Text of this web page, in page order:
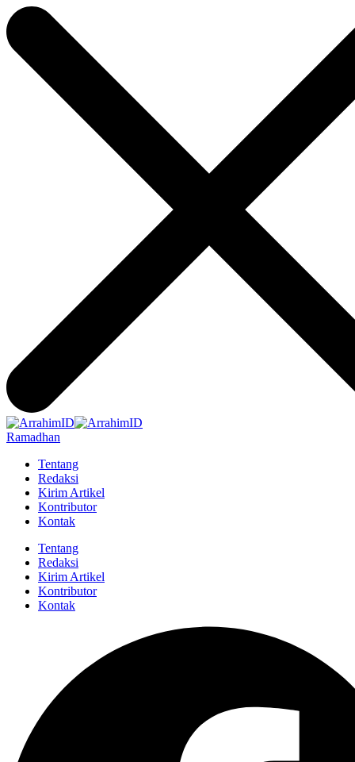
Ramadhan
Tentang
Redaksi
Kirim Artikel
Kontributor
Kontak
Tentang
Redaksi
Kirim Artikel
Kontributor
Kontak